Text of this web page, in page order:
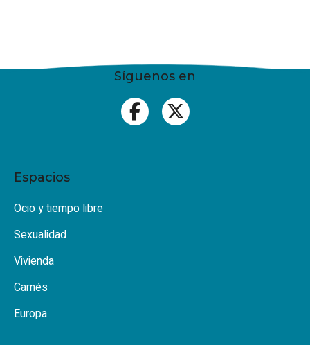
Síguenos en
Espacios
Ocio y tiempo libre
Sexualidad
Vivienda
Carnés
Europa